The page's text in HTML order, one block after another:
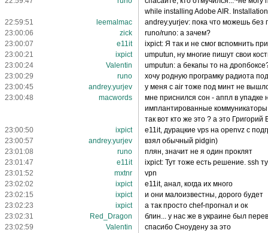
while installing Adobe AIR.
22:59:51
leemalmac
andrey.yurjev: пока что можешь без
23:00:06
zick
runo/runo: а зачем?
23:00:07
e11it
ixpict: Я так и не смог вспомнить
23:00:21
ixpict
umputun, ну многие пишут свои
23:00:24
Valentin
umputun: а бекапы то на
23:00:29
runo
хочу родную програмку радиота
23:00:45
andrey.yurjev
у меня с air тоже под минт не
23:00:48
macwords
мне приснился сон - аппл в упадке
имплантированные
так вот кто же это ? а это Григорий
23:00:50
ixpict
e11it, дурацкие vps на openvz с
23:00:57
andrey.yurjev
взял обычный pidgin)
23:01:08
runo
плян, значит не я один проклят
23:01:47
e11it
ixpict: Тут тоже есть решение. ssh
23:01:52
mxtnr
vpn
23:02:02
ixpict
e11it, анал, когда их много
23:02:15
ixpict
и они малоизвестны, дорого будет
23:02:23
ixpict
а так просто chef-прогнал и ок
23:02:31
Red_Dragon
блин... у нас же в украине был
23:02:59
Valentin
спасибо Сноудену за это